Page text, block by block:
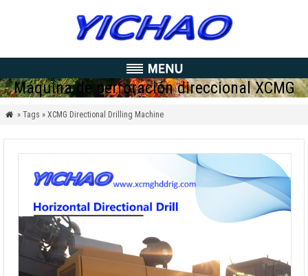
Máquina de perforación direccional XCMG
 » Tags » XCMG Directional Drilling Machine